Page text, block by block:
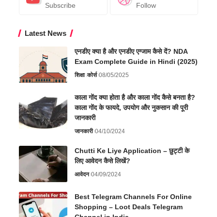
Subscribe Follow
Latest News
एनडीए क्या है और एनडीए एग्जाम कैसे दें? NDA
Exam Complete Guide in Hindi (2025)
शिक्षा कोर्स 08/05/2025
काला गोंद क्या होता है और काला गोंद कैसे बनता है?
काला गोंद के फायदे, उपयोग और नुकसान की पूरी
जानकारी
जानकारी 04/10/2024
Chutti Ke Liye Application – छुट्टी के
लिए आवेदन कैसे लिखें?
आवेदन 04/09/2024
Best Telegram Channels For Online
Shopping – Loot Deals Telegram